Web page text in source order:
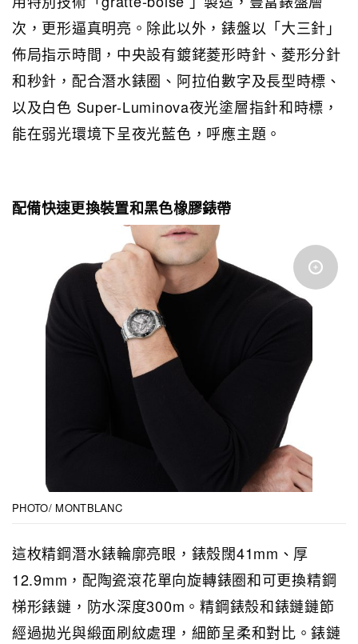
次，更形逼真明亮。除此以外，錶盤以「大三針」
佈局指示時間，中央設有鍍銠菱形時針、菱形分針
和秒針，配合潛水錶圈、阿拉伯數字及長型時標、
以及白色 Super-Luminova夜光塗層指針和時標，
能在弱光環境下呈夜光藍色，呼應主題。
配備快速更換裝置和黑色橡膠錶帶
PHOTO/ MONTBLANC
這枚精鋼潛水錶輪廓亮眼，錶殼闊41mm、厚
12.9mm，配陶瓷滾花單向旋轉錶圈和可更換精鋼
梯形錶鏈，防水深度300m。精鋼錶殼和錶鏈鏈節
經過拋光與緞面刷紋處理，細節呈柔和對比。錶鏈